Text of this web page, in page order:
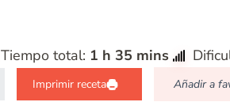
Tiempo total: 1 h 35 mins
Imprimir receta Añadir a